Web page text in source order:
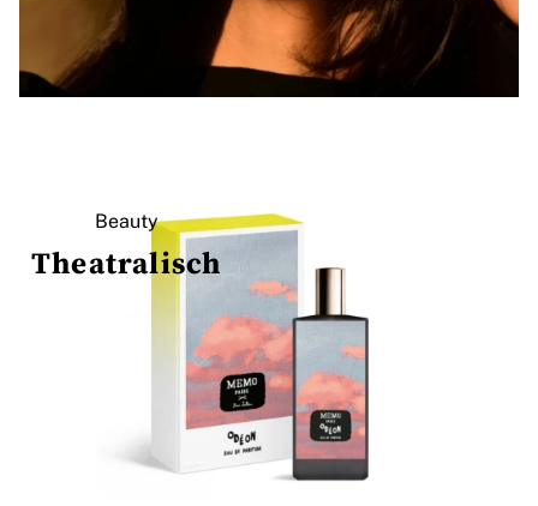
Beauty
Theatralisch